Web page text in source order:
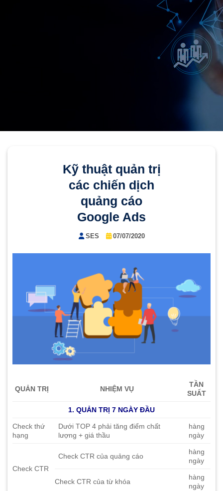
Kỹ thuật quản trị
các chiến dịch
quảng cáo
Google Ads
SES 07/07/2020
QUẢN TRỊ NHIỆM VỤ
TẦN
SUẤT
1. QUẢN TRỊ 7 NGÀY ĐẦU
Check thứ
hạng
Dưới TOP 4 phải tăng điểm chất
lượng + giá thầu
hàng
ngày
Check CTR
Check CTR của quảng cáo
hàng
ngày
Check CTR của từ khóa
hàng
ngày